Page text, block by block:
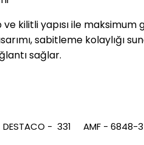
kilitli yapısı ile
sabitleme kolaylığı
sağlar.
- 331 AMF - 6848-